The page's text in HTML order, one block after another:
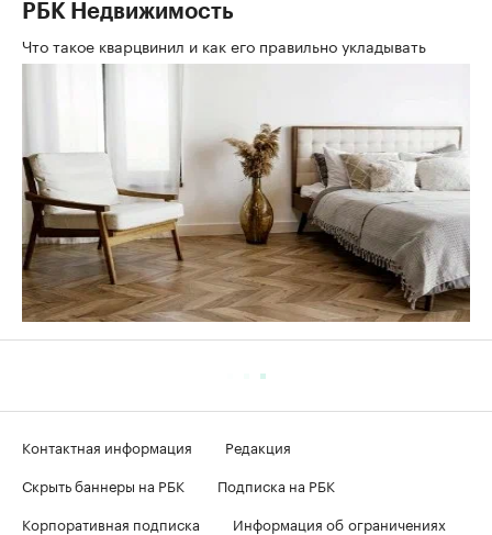
РБК Недвижимость
Что такое кварцвинил и как его правильно укладывать
Контактная информация
Редакция
Скрыть баннеры на РБК
Подписка на РБК
Корпоративная подписка
Информация об ограничениях